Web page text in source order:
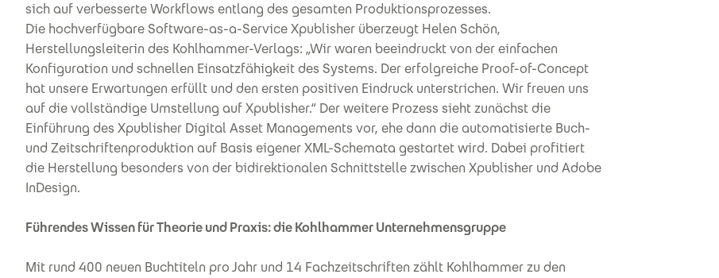
sich auf verbesserte Workflows entlang des gesamten Produktionsprozesses.
Die hochverfügbare Software-as-a-Service Xpublisher überzeugt Helen Schön,
Herstellungsleiterin des Kohlhammer-Verlags: „Wir waren beeindruckt von der einfachen
Konfiguration und schnellen Einsatzfähigkeit des Systems. Der erfolgreiche Proof-of-Concept
hat unsere Erwartungen erfüllt und den ersten positiven Eindruck unterstrichen. Wir freuen uns
auf die vollständige Umstellung auf Xpublisher.“ Der weitere Prozess sieht zunächst die
Einführung des Xpublisher Digital Asset Managements vor, ehe dann die automatisierte Buch-
und Zeitschriftenproduktion auf Basis eigener XML-Schemata gestartet wird. Dabei profitiert
die Herstellung besonders von der bidirektionalen Schnittstelle zwischen Xpublisher und Adobe
InDesign.
Führendes Wissen für Theorie und Praxis: die Kohlhammer Unternehmensgruppe
Mit rund 400 neuen Buchtiteln pro Jahr und 14 Fachzeitschriften zählt Kohlhammer zu den